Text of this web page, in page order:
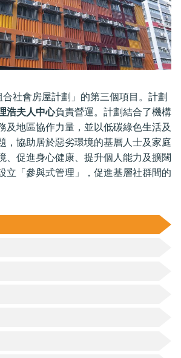
社會房屋計劃」的第三個項目。計劃
浩夫人中心負責營運。計劃結合了機構
及地區協作力量，並以低碳綠色生活及
，協助居於惡劣環境的基層人士及家庭
、促進身心健康、提升個人能力及擴闊
立「參與式管理」，促進基層社群間的